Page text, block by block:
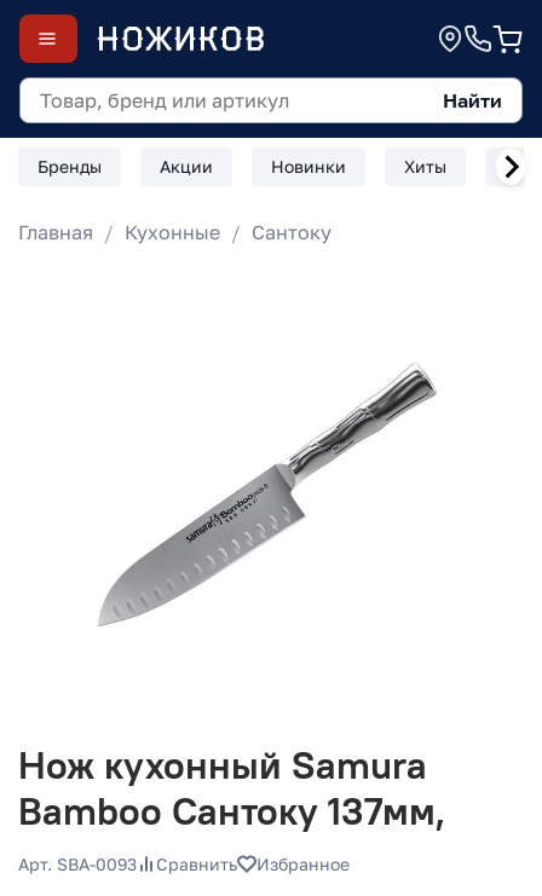
Найти
Бренды Акции Новинки Хиты
Главная Кухонные Сантоку
Нож кухонный Samura
Bamboo Сантоку 137мм,
Арт. SBA-0093 Сравнить Избранное